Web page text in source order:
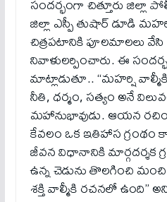
జిల్లా ఎస్పీ తుషార్ డూడి
చిత్రపటానికి పూలమాలలు
నివాళులర్పించారు. ఈ
మాట్లాడుతూ.. “మహర్షి
నీతి, ధర్మం, సత్యం అనే
మహానుభావుడు. ఆయన
కేవలం ఒక ఇతిహాస గ్రంథం
జీవన విధానానికి మార్గదర్శక
ఉన్న చెడును తొలగించి
శక్తి వాల్మీకి రచనలో ఉంది”